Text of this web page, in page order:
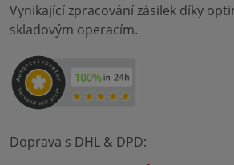
Vynikající zpracování zásilek díky
skladovým operacím.
Doprava s DHL & DPD: